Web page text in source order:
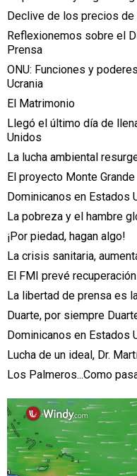
Declive de los precios
Reflexionemos sobre el
Prensa
ONU: Funciones y
Ucrania
El Matrimonio
Llegó el último día de
Unidos
La lucha ambiental
El proyecto Monte Grande
Dominicanos en Estados
La pobreza y el hambre
¡Por piedad, hagan algo!
La crisis sanitaria,
El FMI prevé
La libertad de prensa es
Duarte, por siempre
Dominicanos en Estados
Lucha de un ideal, Dr.
Los Palmeros...Como